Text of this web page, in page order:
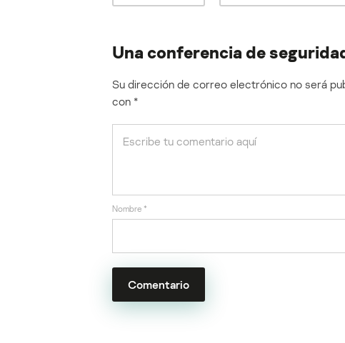
Una conferencia de
Su dirección de correo electrónico no será
con *
Nombre *